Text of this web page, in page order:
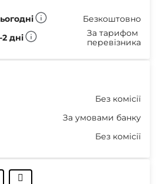
Безкоштовно
2 дні
За тарифом
перевізника
Без комісії
За умовами банку
Без комісії